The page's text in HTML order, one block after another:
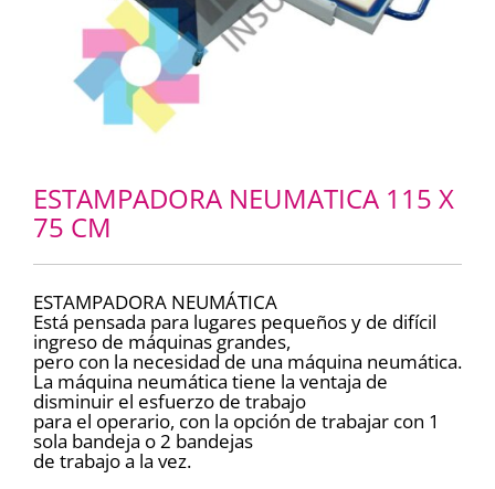
ESTAMPADORA NEUMATICA 115 X
75 CM
ESTAMPADORA NEUMÁTICA
Está pensada para lugares pequeños y de difícil
ingreso de máquinas grandes,
pero con la necesidad de una máquina neumática.
La máquina neumática tiene la ventaja de
disminuir el esfuerzo de trabajo
para el operario, con la opción de trabajar con 1
sola bandeja o 2 bandejas
de trabajo a la vez.